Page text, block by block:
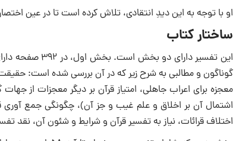
او با توجه به این دیدِ انتقادی، تلاش کرده است تا در عین
ساختار کتاب
این تفسیر
گوناگون و مطالبی به شرح زیر که در آن بررسی شده است:
معجزه برای اعراب جاهلی، امتیاز قرآن بر دیگر معجزات از
اختلاف قرائات، نیاز به تفسیر قرآن و شرایط و شئون آن، نقد